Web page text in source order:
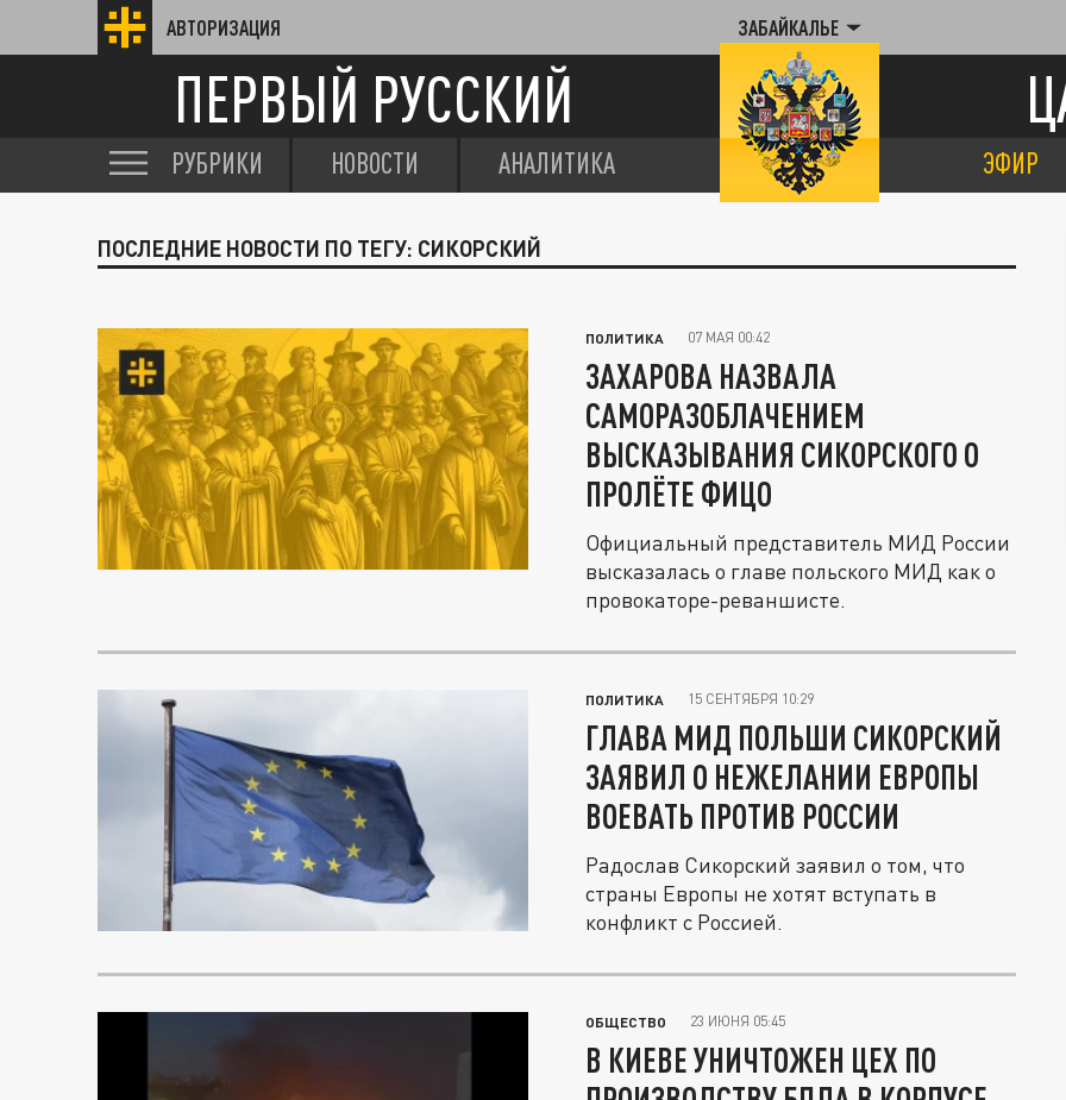
АВТОРИЗАЦИЯ ЗАБАЙКАЛЬЕ
ПЕРВЫЙ РУССКИЙ
РУБРИКИ НОВОСТИ АНАЛИТИКА ЭФИР
ПОСЛЕДНИЕ НОВОСТИ ПО ТЕГУ: СИКОРСКИЙ
ПОЛИТИКА 07 МАЯ 00:42
ЗАХАРОВА НАЗВАЛА
САМОРАЗОБЛАЧЕНИЕМ
ВЫСКАЗЫВАНИЯ СИКОРСКОГО О
ПРОЛЁТЕ ФИЦО
Официальный представитель МИД России
высказалась о главе польского МИД как о
провокаторе-реваншисте.
ПОЛИТИКА 15 СЕНТЯБРЯ 10:29
ГЛАВА МИД ПОЛЬШИ СИКОРСКИЙ
ЗАЯВИЛ О НЕЖЕЛАНИИ ЕВРОПЫ
ВОЕВАТЬ ПРОТИВ РОССИИ
Радослав Сикорский заявил о том, что
страны Европы не хотят вступать в
конфликт с Россией.
ОБЩЕСТВО 23 ИЮНЯ 05:45
В КИЕВЕ УНИЧТОЖЕН ЦЕХ ПО